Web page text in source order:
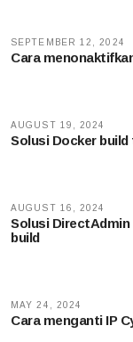
SEPTEMBER 12, 2024
Cara
AUGUST 19, 2024
Solusi Docker
AUGUST 16, 2024
Solusi
build
MAY 24, 2024
Cara menganti IP